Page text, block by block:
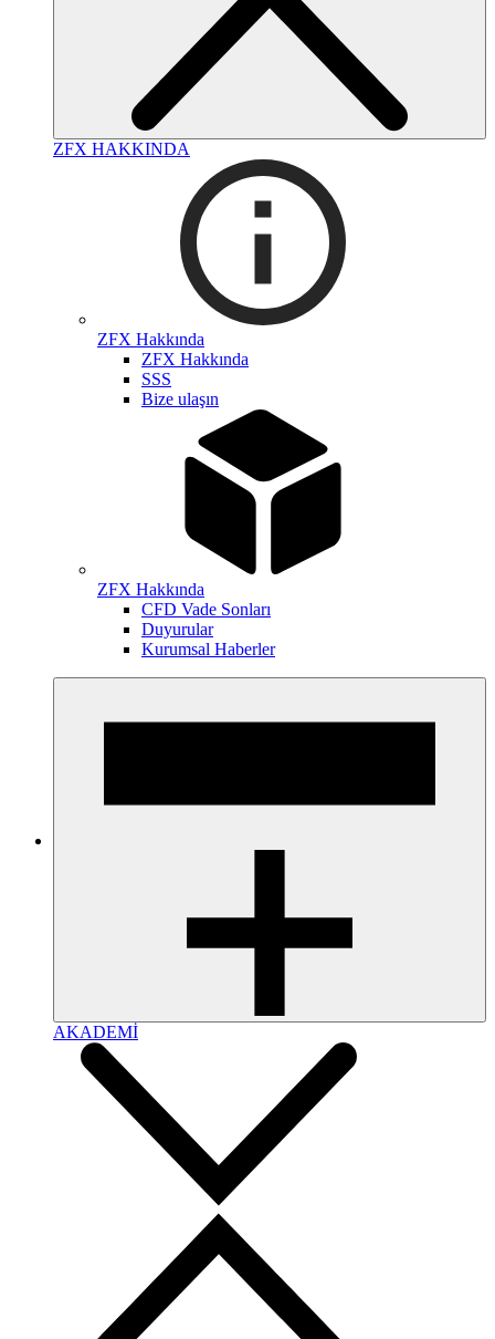
ZFX HAKKINDA
ZFX Hakkında
ZFX Hakkında
SSS
Bize ulaşın
ZFX Hakkında
CFD Vade Sonları
Duyurular
Kurumsal Haberler
AKADEMİ